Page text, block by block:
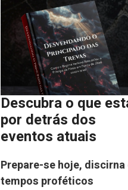
Descubra o que
por detrás dos
eventos atuais
Prepare-se hoje, discirna
tempos proféticos